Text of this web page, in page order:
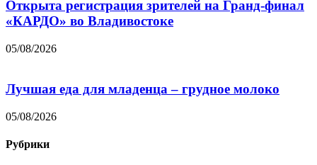
Открыта регистрация зрителей на Гранд-финал
«КАРДО» во Владивостоке
05/08/2026
Лучшая еда для младенца – грудное молоко
05/08/2026
Рубрики